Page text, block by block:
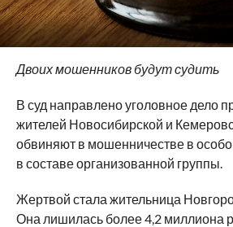
Двоих мошенников будут судить
В суд направлено уголовное дело
жителей Новосибирской и
обвиняют в мошенничестве в
в составе организованной группы.
Жертвой стала жительница
Она лишилась более 4,2 миллиона